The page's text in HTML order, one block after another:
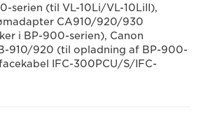
serien (til VL-10Li/VL-10LiII),
CA910/920/930
i BP-900-serien), Canon
910/920 (til opladning af BP-900-
IFC-300PCU/S/IFC-